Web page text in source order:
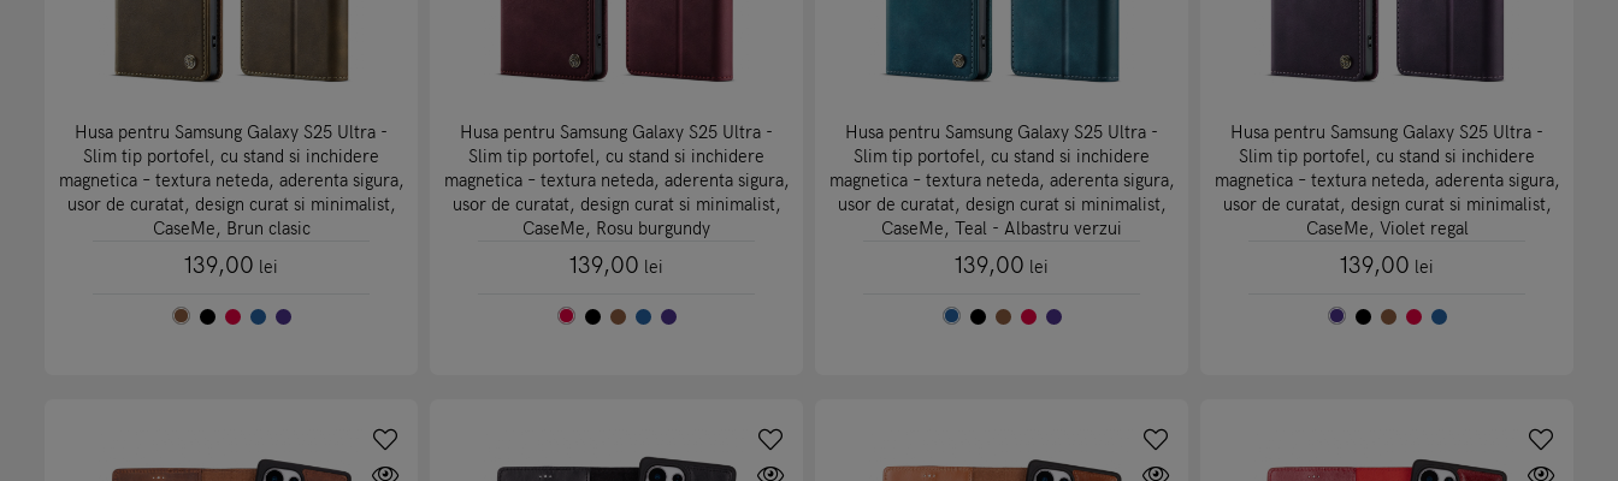
Husa pentru Samsung Galaxy S25 Ultra -
Slim tip portofel, cu stand si inchidere
magnetica – textura neteda, aderenta sigura,
usor de curatat, design curat si minimalist,
CaseMe, Brun clasic
139,00 lei
Husa pentru Samsung Galaxy S25 Ultra -
Slim tip portofel, cu stand si inchidere
magnetica – textura neteda, aderenta sigura,
usor de curatat, design curat si minimalist,
CaseMe, Rosu burgundy
139,00 lei
Husa pentru Samsung Galaxy S25 Ultra -
Slim tip portofel, cu stand si inchidere
magnetica – textura neteda, aderenta sigura,
usor de curatat, design curat si minimalist,
CaseMe, Teal - Albastru verzui
139,00 lei
Husa pentru Samsung Galaxy S25 Ultra -
Slim tip portofel, cu stand si inchidere
magnetica – textura neteda, aderenta sigura,
usor de curatat, design curat si minimalist,
CaseMe, Violet regal
139,00 lei